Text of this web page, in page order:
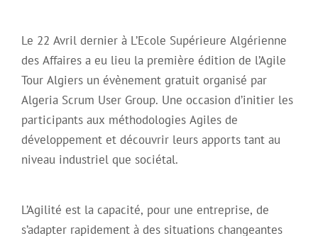
Le 22 Avril dernier à L’Ecole Supérieure Algérienne
des Affaires a eu lieu la première édition de l’Agile
Tour Algiers un évènement gratuit organisé par
Algeria Scrum User Group. Une occasion d’initier les
participants aux méthodologies Agiles de
développement et découvrir leurs apports tant au
niveau industriel que sociétal.
L’Agilité est la capacité, pour une entreprise, de
s’adapter rapidement à des situations changeantes